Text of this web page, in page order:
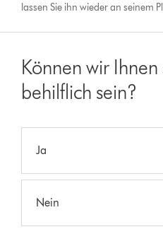
lassen Sie ihn wieder an seinem
Können wir Ihnen
behilflich sein?
Ja
Nein